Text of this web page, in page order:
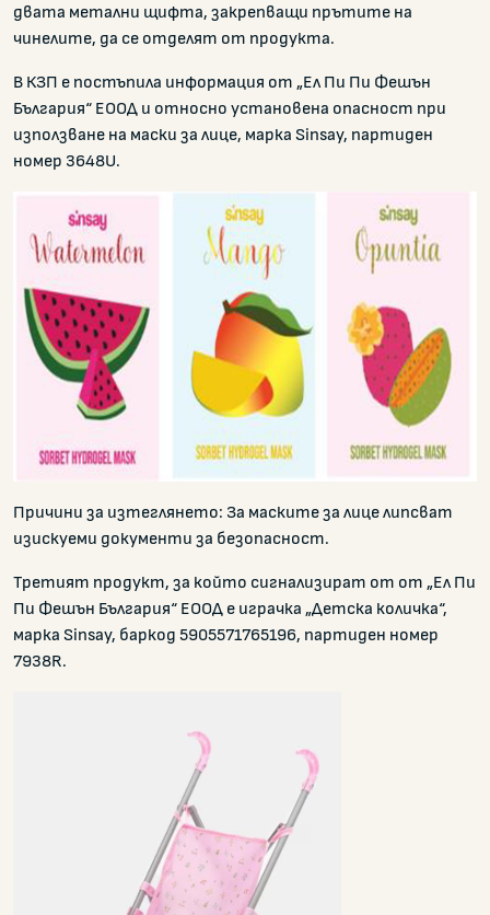
двата метални щифта, закрепващи прътите на
чинелите, да се отделят от продукта.
В КЗП е постъпила информация от „Ел Пи Пи Фешън
България“ ЕООД и относно установена опасност при
използване на маски за лице, марка Sinsay, партиден
номер 3648U.
Причини за изтеглянето: За маските за лице липсват
изискуеми документи за безопасност.
Третият продукт, за който сигнализират от от „Ел Пи
Пи Фешън България“ ЕООД е играчка „Детска количка“,
марка Sinsay, баркод 5905571765196, партиден номер
7938R.